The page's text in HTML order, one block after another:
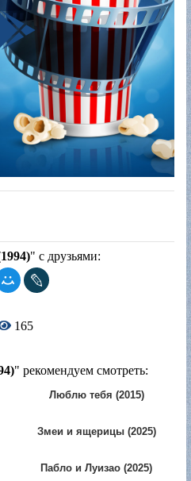
" с друзьями:
165
" рекомендуем смотреть:
Люблю тебя (2015)
Змеи и ящерицы (2025)
Пабло и Луизао (2025)